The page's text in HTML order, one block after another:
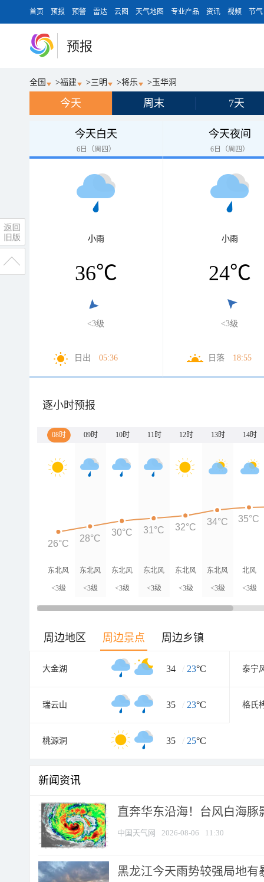
首页 预报 预警 雷达 云图 天气地图 专业产品 资讯 视频 节气
预报
全国 >福建 >三明 >将乐 > 玉华洞
今天 周末 7天
今天白天
6日（周四）
小雨
36℃
<3级
日出 05:36
今天夜间
6日（周四）
小雨
24℃
<3级
日落 18:55
逐小时预报
08时 09时 10时 11时 12时 13时 14时
东北风
<3级
东北风
<3级
东北风
<3级
东北风
<3级
东北风
<3级
东北风
<3级
北风
<3级
26°C
28°C
30°C 31°C 32°C
34°C 35°C
周边地区 周边景点 周边乡镇
大金湖 34 / 23°C 泰宁
瑞云山 35 / 23°C 格氏
桃源洞 35 / 25°C
新闻资讯
直奔华东沿海！台风白海豚
中国天气网 2026-08-06 11:30
黑龙江今天雨势较强局地有